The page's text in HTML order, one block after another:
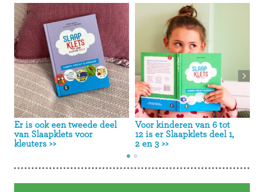
pagina's
Er is ook een tweede deel
van Slaapklets voor
kleuters >>
Voor kinderen van 6 tot
12 is er Slaapklets deel 1,
2 en 3 >>